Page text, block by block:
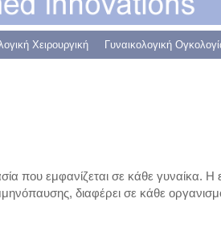
Χειρουργική Γυναικολογική
που εμφανίζεται σε κάθε γυναίκα.
διαφέρει σε κάθε